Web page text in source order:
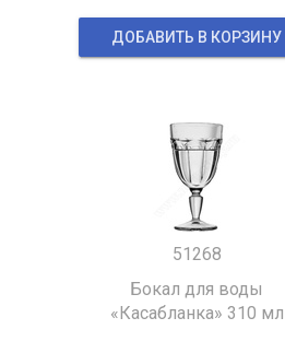
ДОБАВИТЬ В КОРЗИНУ
51268
Бокал для воды
«Касабланка» 310 мл